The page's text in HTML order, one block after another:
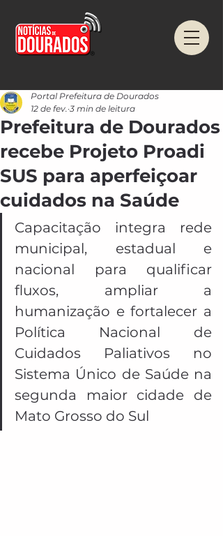
Prefeitura de Dourados
recebe Projeto Proadi
SUS para aperfeiçoar
cuidados na Saúde
Portal Prefeitura de Dourados
12 de fev. 3 min de leitura
Capacitação integra rede
municipal, estadual e
nacional para qualificar
fluxos, ampliar a
humanização e fortalecer a
Política Nacional de
Cuidados Paliativos no
Sistema Único de Saúde na
segunda maior cidade de
Mato Grosso do Sul